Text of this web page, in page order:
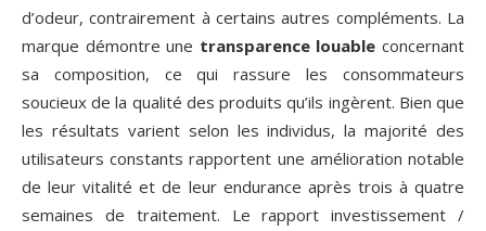
d’odeur, contrairement à certains autres compléments. La
marque démontre une transparence louable concernant
sa composition, ce qui rassure les consommateurs
soucieux de la qualité des produits qu’ils ingèrent. Bien que
les résultats varient selon les individus, la majorité des
utilisateurs constants rapportent une amélioration notable
de leur vitalité et de leur endurance après trois à quatre
semaines de traitement. Le rapport investissement /